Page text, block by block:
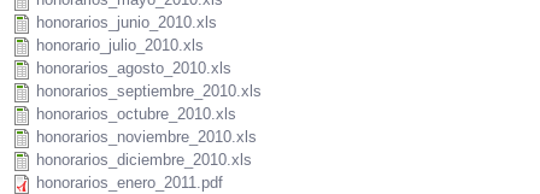
honorarios_junio_2010.xls
honorario_julio_2010.xls
honorarios_agosto_2010.xls
honorarios_septiembre_2010.xls
honorarios_octubre_2010.xls
honorarios_noviembre_2010.xls
honorarios_diciembre_2010.xls
honorarios_enero_2011.pdf